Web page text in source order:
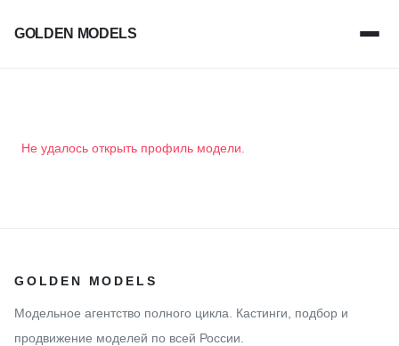
GOLDEN MODELS
Не удалось открыть профиль модели.
GOLDEN MODELS
Модельное агентство полного цикла. Кастинги, подбор и
продвижение моделей по всей России.